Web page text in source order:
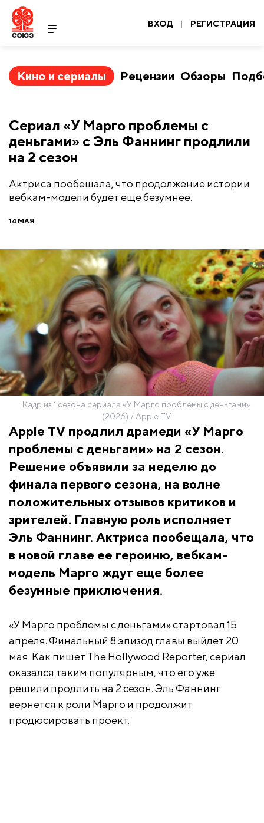
ВХОД | РЕГИСТРАЦИЯ
Кино и сериалы Рецензии Обзоры
Сериал «У Марго проблемы с
деньгами» с Эль Фаннинг продлили
на 2 сезон
Актриса пообещала, что продолжение истории
вебкам-модели будет еще безумнее.
14 МАЯ
Кадр из 1 сезона сериала «У Марго проблемы с деньгами»
(2026) / Apple TV
Apple TV продлил драмеди «У Марго
проблемы с деньгами» на 2 сезон.
Решение объявили за неделю до
финала первого сезона, на волне
положительных отзывов критиков и
зрителей. Главную роль исполняет
Эль Фаннинг. Актриса пообещала, что
в новой главе ее героиню, вебкам-
модель Марго ждут еще более
безумные приключения.
«У Марго проблемы с деньгами» стартовал 15
апреля. Финальный 8 эпизод главы выйдет 20
мая. Как пишет The Hollywood Reporter, сериал
оказался таким популярным, что его уже
решили продлить на 2 сезон. Эль Фаннинг
вернется к роли Марго и продолжит
продюсировать проект.